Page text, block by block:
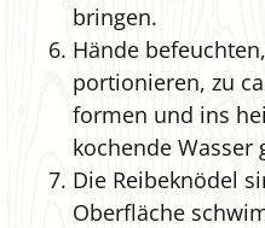
bringen.
Hände
portionieren, zu
formen und ins
kochende Wasser
Die Reibeknödel
Oberfläche